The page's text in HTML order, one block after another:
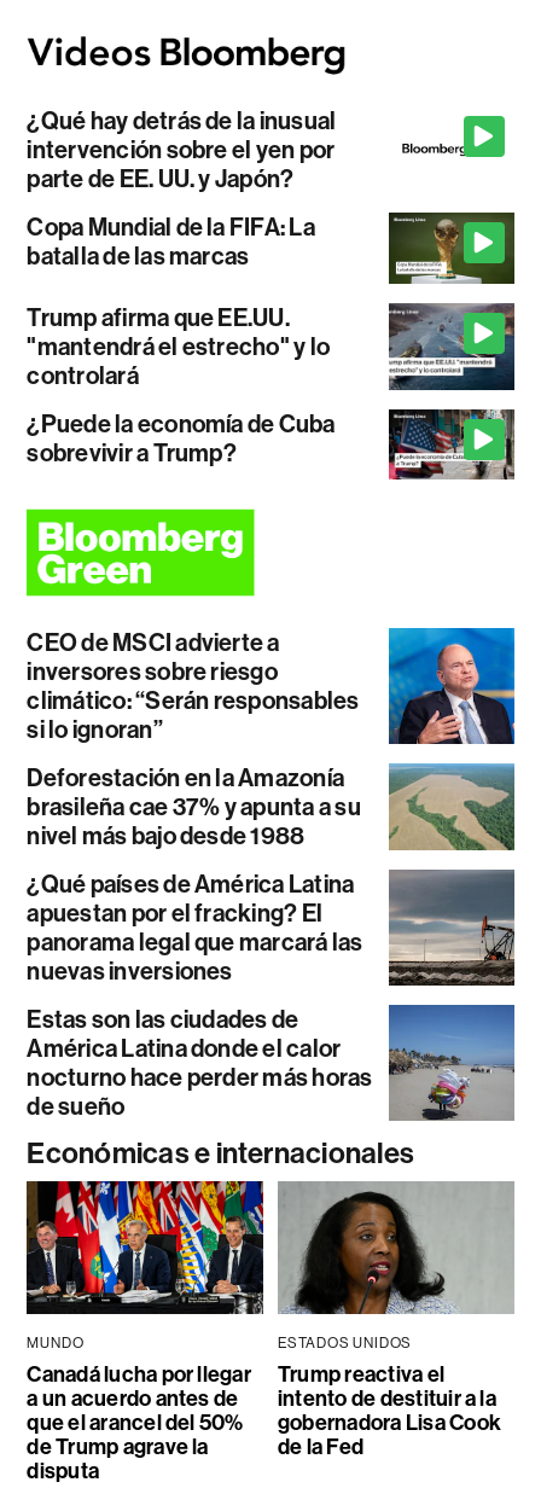
¿Qué hay detrás de la inusual
intervención sobre el yen por
parte de EE. UU. y Japón?
Copa Mundial de la FIFA: La
batalla de las marcas
Trump afirma que EE.UU.
"mantendrá el estrecho" y lo
controlará
¿Puede la economía de Cuba
sobrevivir a Trump?
CEO de MSCI advierte a
inversores sobre riesgo
climático: “Serán responsables
si lo ignoran”
Deforestación en la Amazonía
brasileña cae 37% y apunta a su
nivel más bajo desde 1988
¿Qué países de América Latina
apuestan por el fracking? El
panorama legal que marcará las
nuevas inversiones
Estas son las ciudades de
América Latina donde el calor
nocturno hace perder más horas
de sueño
Económicas e internacionales
MUNDO
Canadá lucha por llegar
a un acuerdo antes de
que el arancel del 50%
de Trump agrave la
disputa
ESTADOS UNIDOS
Trump reactiva el
intento de destituir a la
gobernadora Lisa Cook
de la Fed